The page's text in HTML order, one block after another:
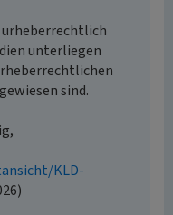
unterliegen
sind.
KLD-